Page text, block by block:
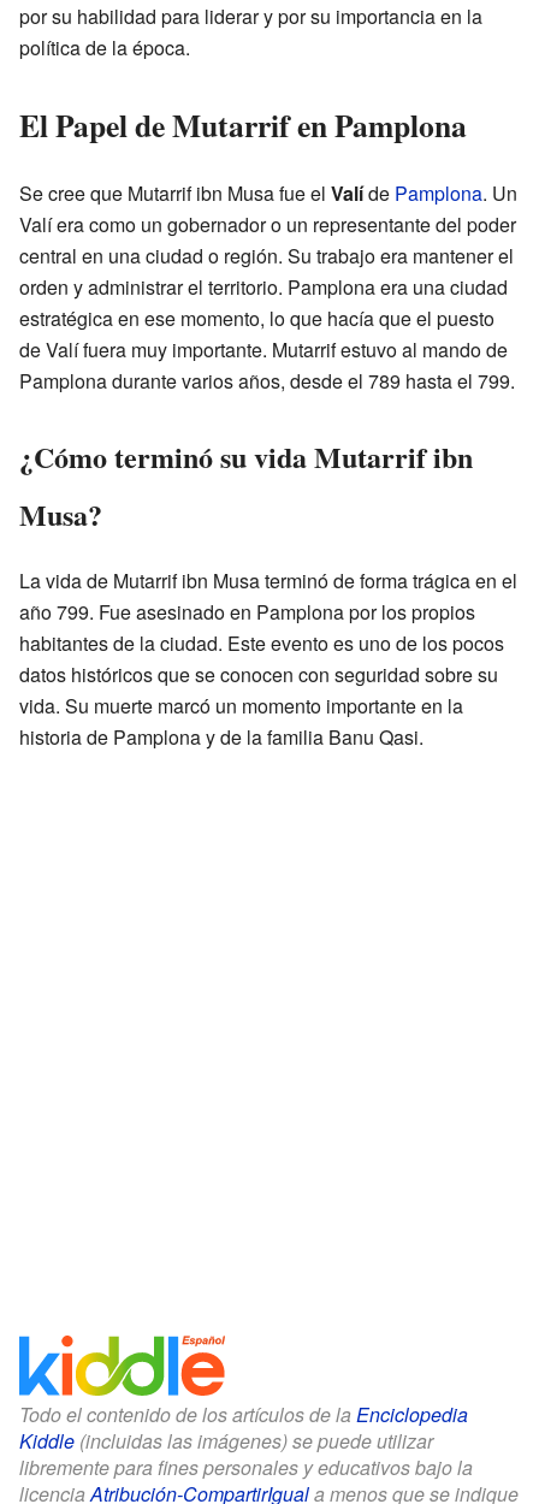
por su habilidad para liderar y por su importancia en la
política de la época.
El Papel de Mutarrif en Pamplona
Se cree que Mutarrif ibn Musa fue el Valíde Pamplona. Un
Valí era como un gobernador o un representante del poder
central en una ciudad o región. Su trabajo era mantener el
orden y administrar el territorio. Pamplona era una ciudad
estratégica en ese momento, lo que hacía que el puesto
de Valí fuera muy importante. Mutarrif estuvo al mando de
Pamplona durante varios años, desde el 789 hasta el 799.
¿Cómo terminó su vida Mutarrif ibn
Musa?
La vida de Mutarrif ibn Musa terminó de forma trágica en el
año 799. Fue asesinado en Pamplona por los propios
habitantes de la ciudad. Este evento es uno de los pocos
datos históricos que se conocen con seguridad sobre su
vida. Su muerte marcó un momento importante en la
historia de Pamplona y de la familia Banu Qasi.
Todo el contenido de los artículos de la Enciclopedia
Kiddle (incluidas las imágenes) se puede utilizar
libremente para fines personales y educativos bajo la
licenciaAtribución-CompartirIguala menos que se indique